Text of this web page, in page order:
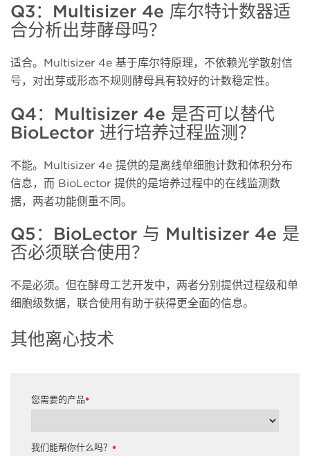
Q3：Multisizer 4e 库尔特计数器适
合分析出芽酵母吗？
适合。 Multisizer 4e 基于库尔特原理，不依赖光学散射信
号，对出芽或形态不规则酵母具有较好的计数稳定性。
Q4：Multisizer 4e 是否可以替代
BioLector 进行培养过程监测？
不能。 Multisizer 4e 提供的是离线单细胞计数和体积分布
信息，而 BioLector 提供的是培养过程中的在线监测数
据，两者功能侧重不同。
Q5：BioLector 与 Multisizer 4e 是
否必须联合使用？
不是必须。但在酵母工艺开发中，两者分别提供过程级和单
细胞级数据，联合使用有助于获得更全面的信息。
其他离心技术
*
您需要的产品
*
我们能帮你什么吗？